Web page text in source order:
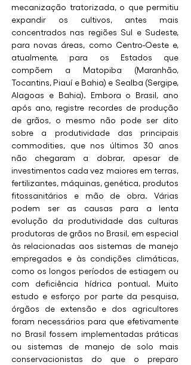
mecanização tratorizada, o que permitiu
expandir os cultivos, antes mais
concentrados nas regiões Sul e Sudeste,
para novas áreas, como Centro-Oeste e,
atualmente, para os Estados que
compõem a Matopiba (Maranhão,
Tocantins, Piauí e Bahia) e Sealba (Sergipe,
Alagoas e Bahia). Embora o Brasil, ano
após ano, registre recordes de produção
de grãos, o mesmo não pode ser dito
sobre a produtividade das principais
commodities, que nos últimos 30 anos
não chegaram a dobrar, apesar de
investimentos cada vez maiores em terras,
fertilizantes, máquinas, genética, produtos
fitossanitários e mão de obra. Várias
podem ser as causas para a lenta
evolução da produtividade das culturas
produtoras de grãos no Brasil, em especial
às relacionadas aos sistemas de manejo
empregados e às condições climáticas,
como os longos períodos de estiagem ou
com deficiência hídrica pontual. Muito
estudo e esforço por parte da pesquisa,
órgãos de extensão e dos agricultores
foram necessários para que efetivamente
no Brasil fossem implementadas práticas
ou sistemas de manejo de solo mais
conservacionistas do que o preparo